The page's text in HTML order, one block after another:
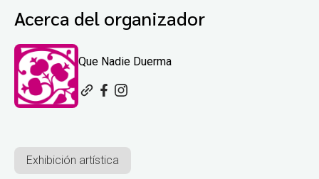
Acerca del organizador
Que Nadie Duerma
Exhibición artística